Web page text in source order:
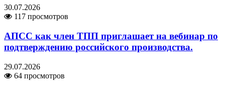
30.07.2026
117 просмотров
АПСС как член ТПП приглашает на вебинар по
подтверждению российского производства.
29.07.2026
64 просмотров